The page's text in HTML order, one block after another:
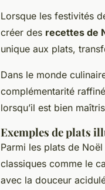
Lorsque les festivités
créer des recettes de
unique aux plats,
Dans le monde
complémentarité
lorsqu’il est bien
Exemples de plats
Parmi les plats de
classiques comme le
avec la douceur